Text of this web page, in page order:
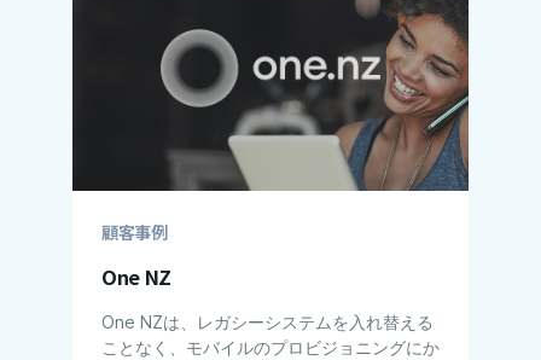
顧客事例
One NZ
One NZは、レガシーシステムを入れ替える
ことなく、モバイルのプロビジョニングにか